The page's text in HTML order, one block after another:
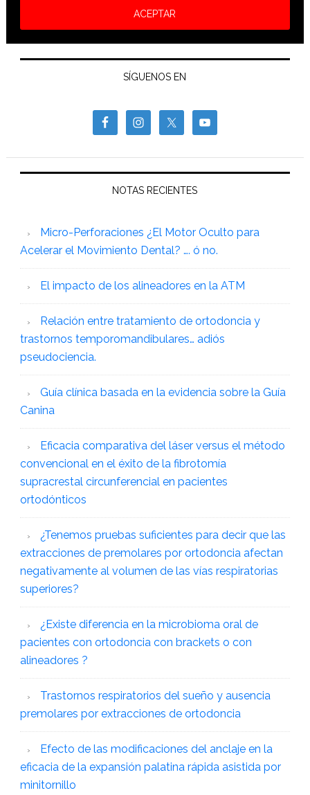
SÍGUENOS EN
NOTAS RECIENTES
Micro-Perforaciones ¿El Motor Oculto para
Acelerar el Movimiento Dental? …. ó no.
El impacto de los alineadores en la ATM
Relación entre tratamiento de ortodoncia y
trastornos temporomandibulares… adiós
pseudociencia.
Guía clínica basada en la evidencia sobre la Guía
Canina
Eficacia comparativa del láser versus el método
convencional en el éxito de la fibrotomía
supracrestal circunferencial en pacientes
ortodónticos
¿Tenemos pruebas suficientes para decir que las
extracciones de premolares por ortodoncia afectan
negativamente al volumen de las vías respiratorias
superiores?
¿Existe diferencia en la microbioma oral de
pacientes con ortodoncia con brackets o con
alineadores ?
Trastornos respiratorios del sueño y ausencia
premolares por extracciones de ortodoncia
Efecto de las modificaciones del anclaje en la
eficacia de la expansión palatina rápida asistida por
minitornillo